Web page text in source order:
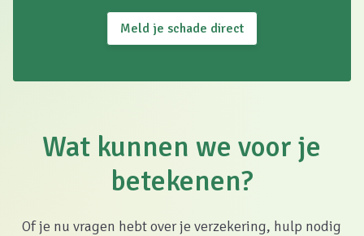
Meld je schade direct
Wat kunnen we voor je
betekenen?
Of je nu vragen hebt over je verzekering, hulp nodig